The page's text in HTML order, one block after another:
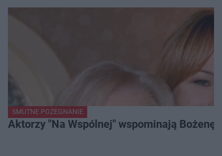
SMUTNE POŻEGNANIE
Aktorzy "Na Wspólnej" wspominają Bożenę